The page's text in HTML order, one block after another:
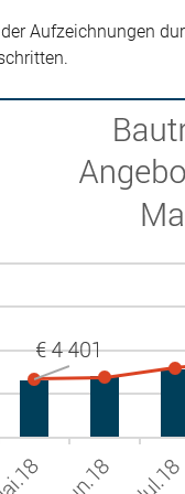
Aufzeichnungen